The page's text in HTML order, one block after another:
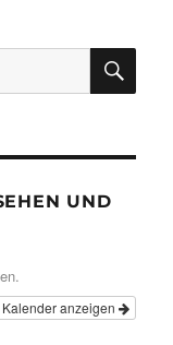
UND
Kalender anzeigen